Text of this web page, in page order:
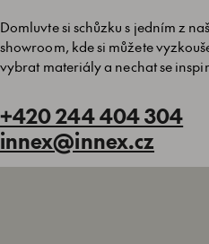
Domluvte si schůzku s jedním z
showroom, kde si můžete
vybrat materiály a nechat se
+420 244 404 304
innex@innex.cz